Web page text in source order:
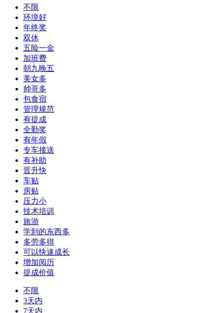
不限
环境好
年终奖
双休
五险一金
加班费
朝九晚五
美女多
帅哥多
包食宿
管理规范
有提成
全勤奖
有年假
专车接送
有补助
晋升快
车贴
房贴
压力小
技术培训
旅游
学到的东西多
多劳多得
可以快速成长
增加阅历
提成价值
不限
3天内
7天内